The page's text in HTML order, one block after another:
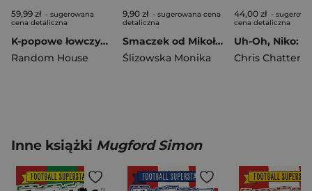
59,99 zł - sugerowana
cena detaliczna
K-popowe łowczynie demonów. Oficjalny komiks filmowy
Random House
9,90 zł - sugerowana cena
detaliczna
Smaczek od Mikołaja i pudełko po bombkach
Ślizowska Monika
44,00 zł -
cena detaliczna
Chris
Inne książki Mugford Simon